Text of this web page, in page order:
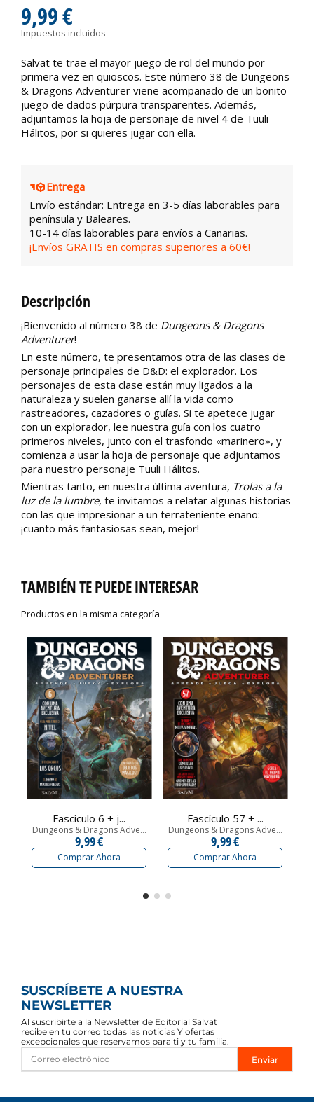
9,99 €
Impuestos incluidos
Salvat te trae el mayor juego de rol del mundo por
primera vez en quioscos. Este número 38 de Dungeons
& Dragons Adventurer viene acompañado de un bonito
juego de dados púrpura transparentes. Además,
adjuntamos la hoja de personaje de nivel 4 de Tuuli
Hálitos, por si quieres jugar con ella.
Entrega
Envío estándar: Entrega en 3-5 días laborables para
península y Baleares.
10-14 días laborables para envíos a Canarias.
¡Envíos GRATIS en compras superiores a 60€!
Descripción
¡Bienvenido al número 38 de Dungeons & Dragons
Adventurer!
En este número, te presentamos otra de las clases de
personaje principales de D&D: el explorador. Los
personajes de esta clase están muy ligados a la
naturaleza y suelen ganarse allí la vida como
rastreadores, cazadores o guías. Si te apetece jugar
con un explorador, lee nuestra guía con los cuatro
primeros niveles, junto con el trasfondo «marinero», y
comienza a usar la hoja de personaje que adjuntamos
para nuestro personaje Tuuli Hálitos.
Mientras tanto, en nuestra última aventura, Trolas a la
luz de la lumbre, te invitamos a relatar algunas historias
con las que impresionar a un terrateniente enano:
¡cuanto más fantasiosas sean, mejor!
TAMBIÉN TE PUEDE INTERESAR
Productos en la misma categoría
Fascículo 6 + j...
Dungeons & Dragons Adve...
9,99 €
Comprar Ahora
Fascículo 57 + ...
Dungeons & Dragons Adve...
9,99 €
Comprar Ahora
SUSCRÍBETE A NUESTRA
NEWSLETTER
Al suscribirte a la Newsletter de Editorial Salvat
recibe en tu correo todas las noticias Y ofertas
excepcionales que reservamos para ti y tu familia.
Enviar